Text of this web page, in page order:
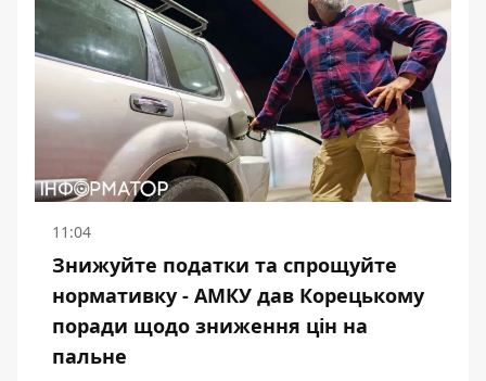
11:04
Знижуйте податки та спрощуйте
нормативку - АМКУ дав Корецькому
поради щодо зниження цін на
пальне